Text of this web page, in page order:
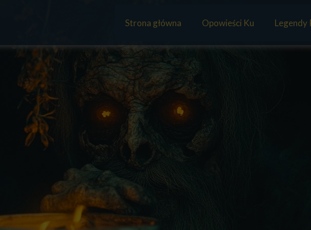
Strona główna Opowieści Ku Legendy